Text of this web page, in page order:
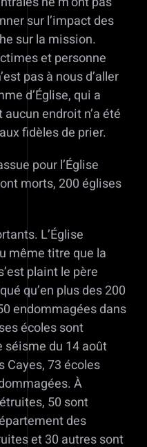
sur l’impact des
sur la mission.
et personne
pas à nous d’aller
d’Église, qui a
endroit n’a été
fidèles de prier.
pour l’Église
morts, 200 églises
L’Église
même titre que la
plaint le père
qu’en plus des 200
endommagées dans
écoles sont
séisme du 14 août
Cayes, 73 écoles
À
50 sont
des
et 30 autres sont